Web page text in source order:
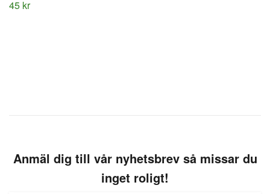
45 kr
Anmäl dig till vår nyhetsbrev så missar du
inget roligt!